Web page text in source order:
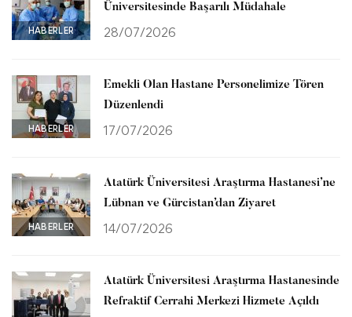
HABERLER
Üniversitesinde Başarılı Müdahale
28/07/2026
HABERLER
Emekli Olan Hastane Personelimize Tören
Düzenlendi
17/07/2026
HABERLER
Atatürk Üniversitesi Araştırma Hastanesi’ne
Lübnan ve Gürcistan’dan Ziyaret
14/07/2026
Atatürk Üniversitesi Araştırma Hastanesinde
Refraktif Cerrahi Merkezi Hizmete Açıldı